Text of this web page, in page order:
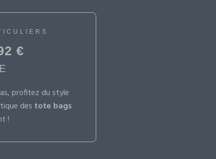
€
profitez du style
des tote bags
!